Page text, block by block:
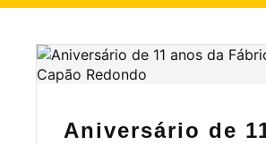
Aniversário de